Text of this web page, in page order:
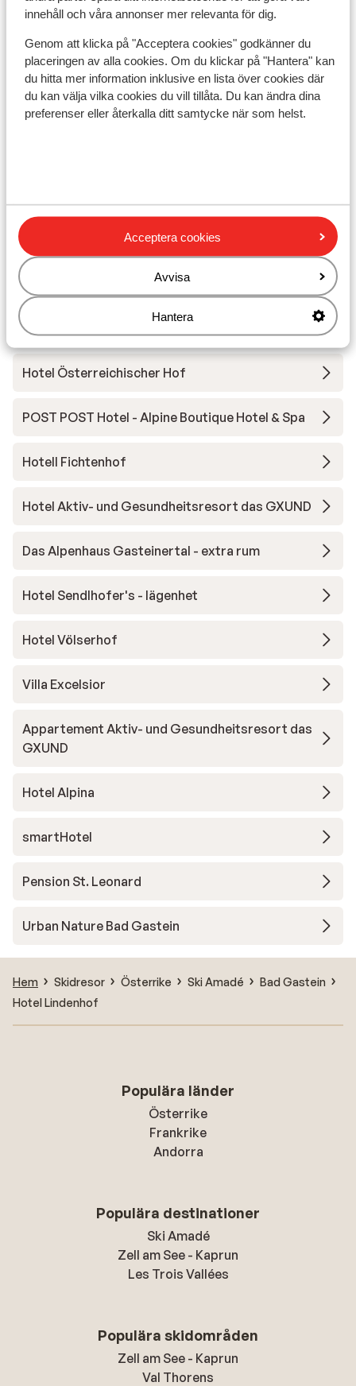
innehåll och våra annonser mer relevanta för dig.
Genom att klicka på "Acceptera cookies" godkänner du
placeringen av alla cookies. Om du klickar på "Hantera" kan
du hitta mer information inklusive en lista över cookies där
du kan välja vilka cookies du vill tillåta. Du kan ändra dina
preferenser eller återkalla ditt samtycke när som helst.
Acceptera cookies
Avvisa
Hantera
Närmaste restaurang ca 100 m
Liftkort/Utrustning/Skidskola
Liftkort
Andra boenden i Ski Amadé
More Mountain Suites
A-ROSA Collection Straubinger Grand Hotel
Hotel Österreichischer Hof
POST POST Hotel - Alpine Boutique Hotel & Spa
Hotell Fichtenhof
Hotel Aktiv- und Gesundheitsresort das GXUND
Das Alpenhaus Gasteinertal - extra rum
Hotel Sendlhofer's - lägenhet
Hotel Völserhof
Villa Excelsior
Appartement Aktiv- und Gesundheitsresort das
GXUND
Hotel Alpina
smartHotel
Pension St. Leonard
Urban Nature Bad Gastein
Hem Skidresor Österrike Ski Amadé
Bad Gastein
Hotel Lindenhof
Populära länder
Österrike
Frankrike
Andorra
Populära destinationer
Ski Amadé
Zell am See - Kaprun
Les Trois Vallées
Populära skidområden
Zell am See - Kaprun
Val Thorens